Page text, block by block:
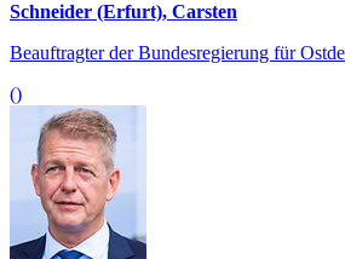
Schneider (Erfurt), Carsten
Beauftragter der Bundesregierung für
()